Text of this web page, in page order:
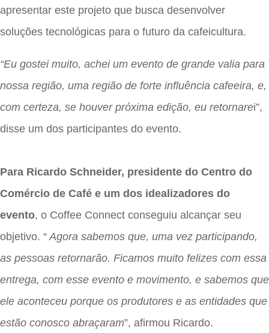
apresentar este projeto que busca desenvolver
soluções tecnológicas para o futuro da cafeicultura.
“Eu gostei muito, achei um evento de grande valia para
nossa região, uma região de forte influência cafeeira, e,
com certeza, se houver próxima edição, eu retornarei”,
disse um dos participantes do evento.
Para Ricardo Schneider, presidente do Centro do
Comércio de Café e um dos idealizadores do
evento, o Coffee Connect conseguiu alcançar seu
objetivo. “ Agora sabemos que, uma vez participando,
as pessoas retornarão. Ficamos muito felizes com essa
entrega, com esse evento e movimento, e sabemos que
ele aconteceu porque os produtores e as entidades que
estão conosco abraçaram”, afirmou Ricardo.